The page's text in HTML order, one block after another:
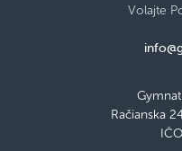
Volajte
Račianska